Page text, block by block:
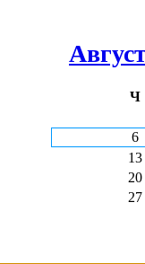
Ч
6
13
20
27